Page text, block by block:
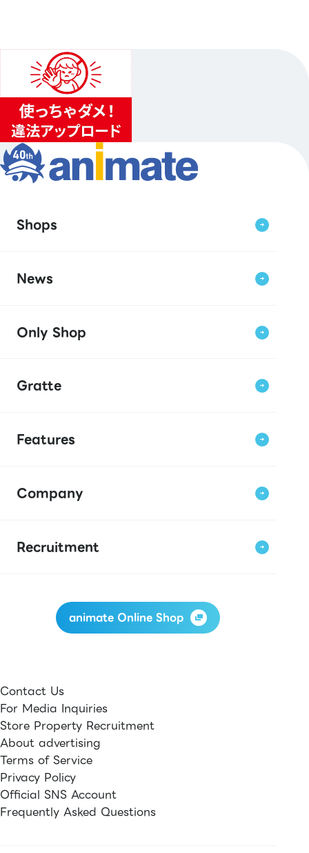
Shops
News
Only Shop
Gratte
Features
Company
Recruitment
animate Online Shop
Contact Us
For Media Inquiries
Store Property Recruitment
About advertising
Terms of Service
Privacy Policy
Official SNS Account
Frequently Asked Questions